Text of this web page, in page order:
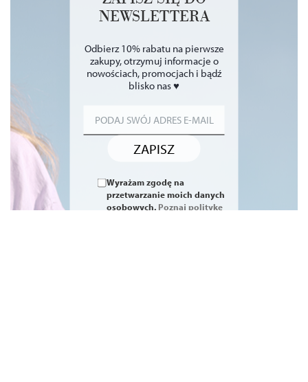
NEWSLETTERA
Odbierz 10% rabatu na pierwsze
zakupy, otrzymuj informacje o
nowościach, promocjach i bądź
blisko nas ♥
ZAPISZ
Wyrażam zgodę na
przetwarzanie moich danych
osobowych. Poznaj politykę